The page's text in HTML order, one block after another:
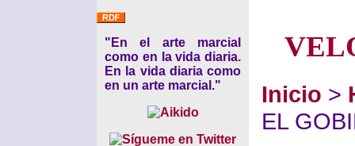
"En el arte marcial
como en la vida diaria.
En la vida diaria como
en un arte marcial."
Inicio >
EL